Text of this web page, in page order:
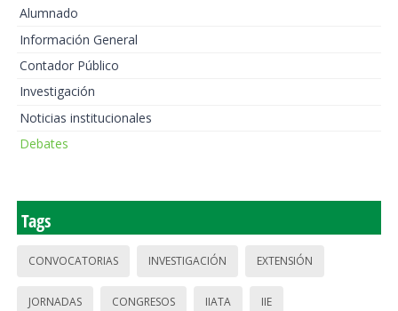
Alumnado
Información General
Contador Público
Investigación
Noticias institucionales
Debates
Tags
CONVOCATORIAS INVESTIGACIÓN EXTENSIÓN
JORNADAS CONGRESOS IIATA IIE